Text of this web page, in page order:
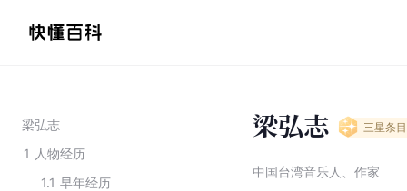
梁弘志
1 人物经历
1.1 早年经历
梁弘志 三星条目
中国台湾音乐人、作家